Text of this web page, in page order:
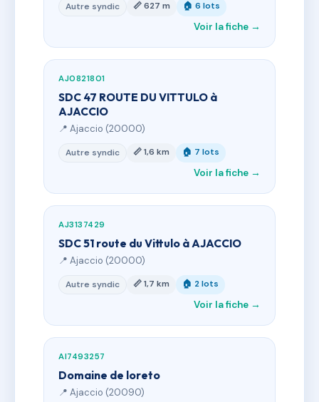
Autre syndic 📏 627 m 🏠 6 lots
Voir la fiche →
AJ0821801
SDC 47 ROUTE DU VITTULO à
AJACCIO
📍 Ajaccio (20000)
Autre syndic 📏 1,6 km 🏠 7 lots
Voir la fiche →
AJ3137429
SDC 51 route du Vittulo à AJACCIO
📍 Ajaccio (20000)
Autre syndic 📏 1,7 km 🏠 2 lots
Voir la fiche →
AI7493257
Domaine de loreto
📍 Ajaccio (20090)